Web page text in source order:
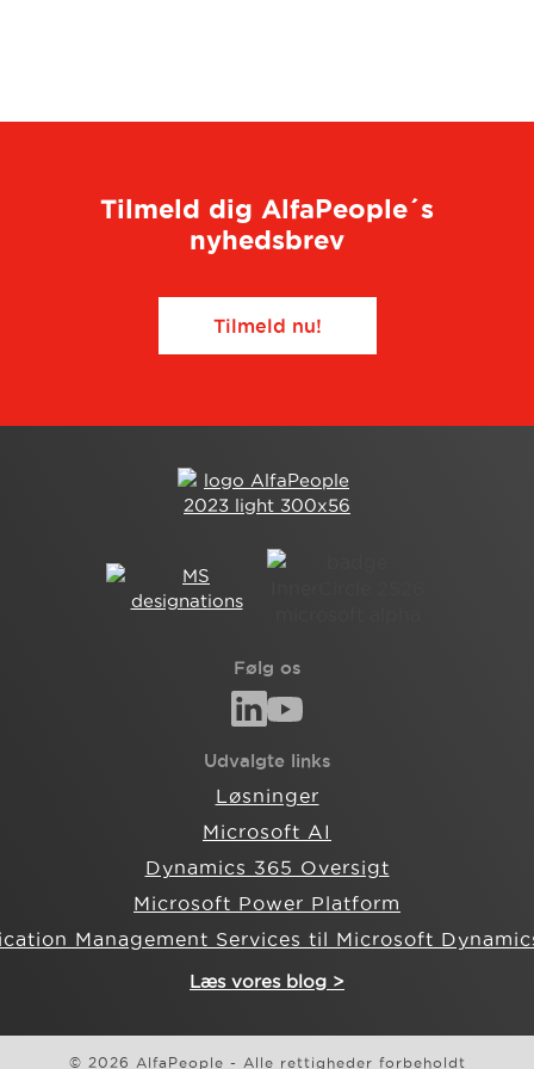
Tilmeld dig AlfaPeople´s
nyhedsbrev
Tilmeld nu!​
Følg os
Udvalgte links
Løsninger
Microsoft AI
Dynamics 365 Oversigt
Microsoft Power Platform
Management Services til Microsoft
Læs vores blog >
© 2026 AlfaPeople - Alle rettigheder forbeholdt